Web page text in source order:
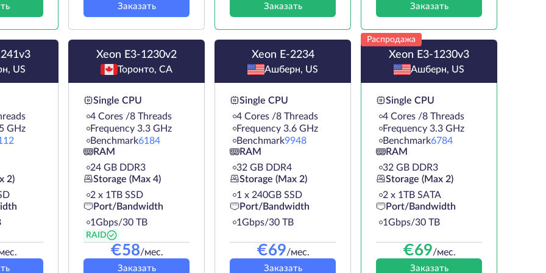
Заказать Заказать Заказать
US
GHz
2)
Xeon E3-1230v2
Торонто, CA
Single CPU
4 Cores /8 Threads
Frequency 3.3 GHz
Benchmark6184
RAM
24 GB DDR3
Storage (Max 4)
2 х 1TB SSD
Port/Bandwidth
1Gbps/30 TB
RAID
€58/мес.
Заказать
Xeon E-2234
Ашберн, US
Single CPU
4 Cores /8 Threads
Frequency 3.6 GHz
Benchmark9948
RAM
32 GB DDR4
Storage (Max 2)
1 х 240GB SSD
Port/Bandwidth
1Gbps/30 TB
€69/мес.
Заказать
Распродажа
Xeon E3-1230v3
Ашберн, US
Single CPU
4 Cores /8 Threads
Frequency 3.3 GHz
Benchmark6784
RAM
32 GB DDR3
Storage (Max 2)
2 х 1TB SATA
Port/Bandwidth
1Gbps/30 TB
€69/мес.
Заказать